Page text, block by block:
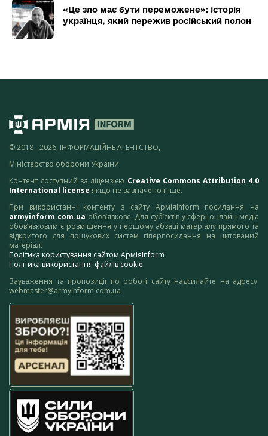
«Це зло має бути переможене»: історія
українця, який пережив російський полон
© 2018 - 2026, ІНФОРМАЦІЙНЕ АГЕНТСТВО,
Міністерство оборони України
Контент доступний за ліцензією Creative Commons Attribution 4.0
International license якщо не зазначено інше.
При використанні контенту з сайту АрміяInform посилання на
armyinform.com.ua обов’язкове. Для суб’єктів у сфері онлайн-медіа
обов’язковим є розміщення у першому абзаці матеріалу прямого та
відкритого для пошукових систем гіперпосилання на цитований
матеріал.
Політика користування сайтом АрміяInform
Політика використання файлів cookie
Зауваження та пропозиції по роботі сайту надсилайте на адресу:
webmaster@armyinform.com.ua